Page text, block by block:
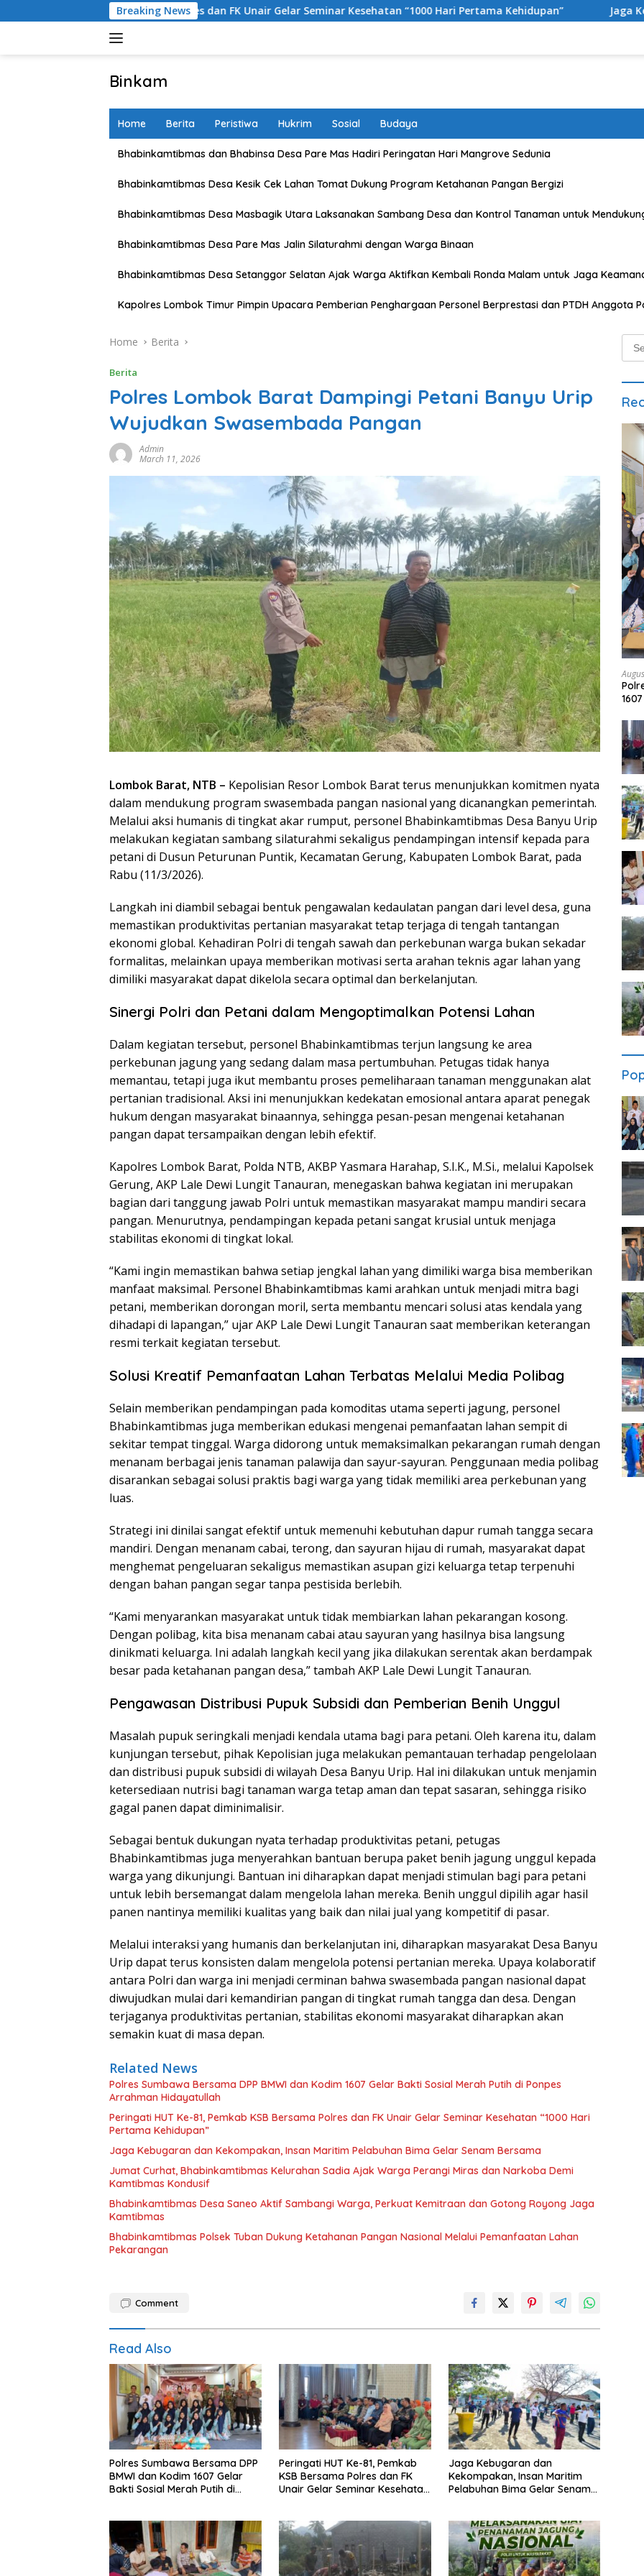
to
Breaking News
Bersama Polres dan FK Unair Gelar Seminar Kesehatan “1000 Hari Pertama Kehidupan” Jaga Kebugaran dan
Binkam
Home Berita Peristiwa Hukrim Sosial Budaya
Bhabinkamtibmas dan Bhabinsa Desa Pare Mas Hadiri Peringatan Hari Mangrove Sedunia
Bhabinkamtibmas Desa Kesik Cek Lahan Tomat Dukung Program Ketahanan Pangan Bergizi
Bhabinkamtibmas Desa Masbagik Utara Laksanakan Sambang Desa dan Kontrol Tanaman untuk
Bhabinkamtibmas Desa Pare Mas Jalin Silaturahmi dengan Warga Binaan
Bhabinkamtibmas Desa Setanggor Selatan Ajak Warga Aktifkan Kembali Ronda Malam untuk Jaga
Kapolres Lombok Timur Pimpin Upacara Pemberian Penghargaan Personel Berprestasi dan PTDH Anggota
Home Berita
Berita
Polres Lombok Barat Dampingi Petani Banyu Urip
Wujudkan Swasembada Pangan
Admin
March 11, 2026
Lombok Barat, NTB – Kepolisian Resor Lombok Barat terus menunjukkan komitmen nyata
dalam mendukung program swasembada pangan nasional yang dicanangkan pemerintah.
Melalui aksi humanis di tingkat akar rumput, personel Bhabinkamtibmas Desa Banyu Urip
melakukan kegiatan sambang silaturahmi sekaligus pendampingan intensif kepada para
petani di Dusun Peturunan Puntik, Kecamatan Gerung, Kabupaten Lombok Barat, pada
Rabu (11/3/2026).
Langkah ini diambil sebagai bentuk pengawalan kedaulatan pangan dari level desa, guna
memastikan produktivitas pertanian masyarakat tetap terjaga di tengah tantangan
ekonomi global. Kehadiran Polri di tengah sawah dan perkebunan warga bukan sekadar
formalitas, melainkan upaya memberikan motivasi serta arahan teknis agar lahan yang
dimiliki masyarakat dapat dikelola secara optimal dan berkelanjutan.
Sinergi Polri dan Petani dalam Mengoptimalkan Potensi Lahan
Dalam kegiatan tersebut, personel Bhabinkamtibmas terjun langsung ke area
perkebunan jagung yang sedang dalam masa pertumbuhan. Petugas tidak hanya
memantau, tetapi juga ikut membantu proses pemeliharaan tanaman menggunakan alat
pertanian tradisional. Aksi ini menunjukkan kedekatan emosional antara aparat penegak
hukum dengan masyarakat binaannya, sehingga pesan-pesan mengenai ketahanan
pangan dapat tersampaikan dengan lebih efektif.
Kapolres Lombok Barat, Polda NTB, AKBP Yasmara Harahap, S.I.K., M.Si., melalui Kapolsek
Gerung, AKP Lale Dewi Lungit Tanauran, menegaskan bahwa kegiatan ini merupakan
bagian dari tanggung jawab Polri untuk memastikan masyarakat mampu mandiri secara
pangan. Menurutnya, pendampingan kepada petani sangat krusial untuk menjaga
stabilitas ekonomi di tingkat lokal.
“Kami ingin memastikan bahwa setiap jengkal lahan yang dimiliki warga bisa memberikan
manfaat maksimal. Personel Bhabinkamtibmas kami arahkan untuk menjadi mitra bagi
petani, memberikan dorongan moril, serta membantu mencari solusi atas kendala yang
dihadapi di lapangan,” ujar AKP Lale Dewi Lungit Tanauran saat memberikan keterangan
resmi terkait kegiatan tersebut.
Solusi Kreatif Pemanfaatan Lahan Terbatas Melalui Media Polibag
Selain memberikan pendampingan pada komoditas utama seperti jagung, personel
Bhabinkamtibmas juga memberikan edukasi mengenai pemanfaatan lahan sempit di
sekitar tempat tinggal. Warga didorong untuk memaksimalkan pekarangan rumah dengan
menanam berbagai jenis tanaman palawija dan sayur-sayuran. Penggunaan media polibag
disarankan sebagai solusi praktis bagi warga yang tidak memiliki area perkebunan yang
luas.
Strategi ini dinilai sangat efektif untuk memenuhi kebutuhan dapur rumah tangga secara
mandiri. Dengan menanam cabai, terong, dan sayuran hijau di rumah, masyarakat dapat
menghemat pengeluaran sekaligus memastikan asupan gizi keluarga tetap terpenuhi
dengan bahan pangan segar tanpa pestisida berlebih.
“Kami menyarankan masyarakat untuk tidak membiarkan lahan pekarangan kosong.
Dengan polibag, kita bisa menanam cabai atau sayuran yang hasilnya bisa langsung
dinikmati keluarga. Ini adalah langkah kecil yang jika dilakukan serentak akan berdampak
besar pada ketahanan pangan desa,” tambah AKP Lale Dewi Lungit Tanauran.
Pengawasan Distribusi Pupuk Subsidi dan Pemberian Benih Unggul
Masalah pupuk seringkali menjadi kendala utama bagi para petani. Oleh karena itu, dalam
kunjungan tersebut, pihak Kepolisian juga melakukan pemantauan terhadap pengelolaan
dan distribusi pupuk subsidi di wilayah Desa Banyu Urip. Hal ini dilakukan untuk menjamin
ketersediaan nutrisi bagi tanaman warga tetap aman dan tepat sasaran, sehingga risiko
gagal panen dapat diminimalisir.
Sebagai bentuk dukungan nyata terhadap produktivitas petani, petugas
Bhabinkamtibmas juga menyerahkan bantuan berupa paket benih jagung unggul kepada
warga yang dikunjungi. Bantuan ini diharapkan dapat menjadi stimulan bagi para petani
untuk lebih bersemangat dalam mengelola lahan mereka. Benih unggul dipilih agar hasil
panen nantinya memiliki kualitas yang baik dan nilai jual yang kompetitif di pasar.
Melalui interaksi yang humanis dan berkelanjutan ini, diharapkan masyarakat Desa Banyu
Urip dapat terus konsisten dalam mengelola potensi pertanian mereka. Upaya kolaboratif
antara Polri dan warga ini menjadi cerminan bahwa swasembada pangan nasional dapat
diwujudkan mulai dari kemandirian pangan di tingkat rumah tangga dan desa. Dengan
terjaganya produktivitas pertanian, stabilitas ekonomi masyarakat diharapkan akan
semakin kuat di masa depan.
Related News
Polres Sumbawa Bersama DPP BMWI dan Kodim 1607 Gelar Bakti Sosial Merah Putih di Ponpes
Arrahman Hidayatullah
Peringati HUT Ke-81, Pemkab KSB Bersama Polres dan FK Unair Gelar Seminar Kesehatan “1000 Hari
Pertama Kehidupan”
Jaga Kebugaran dan Kekompakan, Insan Maritim Pelabuhan Bima Gelar Senam Bersama
Jumat Curhat, Bhabinkamtibmas Kelurahan Sadia Ajak Warga Perangi Miras dan Narkoba Demi
Kamtibmas Kondusif
Bhabinkamtibmas Desa Saneo Aktif Sambangi Warga, Perkuat Kemitraan dan Gotong Royong Jaga
Kamtibmas
Bhabinkamtibmas Polsek Tuban Dukung Ketahanan Pangan Nasional Melalui Pemanfaatan Lahan
Pekarangan
Comment
Read Also
Polres Sumbawa Bersama DPP
BMWI dan Kodim 1607 Gelar
Bakti Sosial Merah Putih di
Peringati HUT Ke-81, Pemkab
KSB Bersama Polres dan FK
Unair Gelar Seminar Kesehatan
Jaga Kebugaran dan
Kekompakan, Insan Maritim
Pelabuhan Bima Gelar Senam
for: